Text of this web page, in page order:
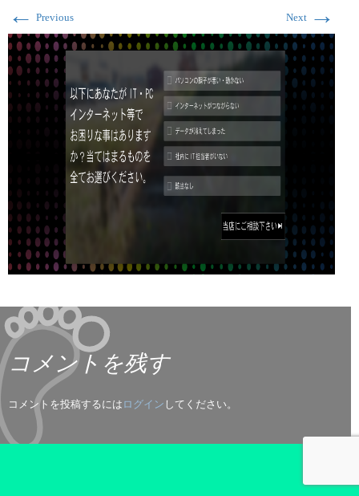
← Previous Next →
コメントを残す
コメントを投稿するには ログイン してください。